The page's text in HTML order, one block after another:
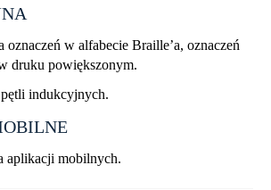
oznaczeń w alfabecie Braille’a, oznaczeń
druku powiększonym.
indukcyjnych.
aplikacji mobilnych.